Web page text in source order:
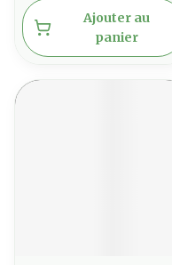
Ajouter au
panier